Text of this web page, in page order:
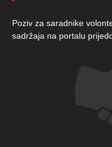
Poziv za saradnike
sadržaja na portalu